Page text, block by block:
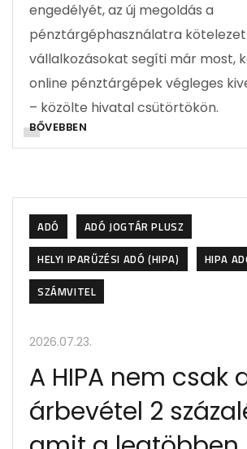
engedélyét, az új megoldás a
pénztárgéphasználatra
vállalkozásokat segíti már most,
online pénztárgépek végleges
– közölte hivatal csütörtökön.
BŐVEBBEN
ADÓ
ADÓ JOGTÁR PLUSZ
HELYI IPARŰZÉSI ADÓ (HIPA)
HIPA
SZÁMVITEL
2026.07.23.
A HIPA nem csak
árbevétel 2